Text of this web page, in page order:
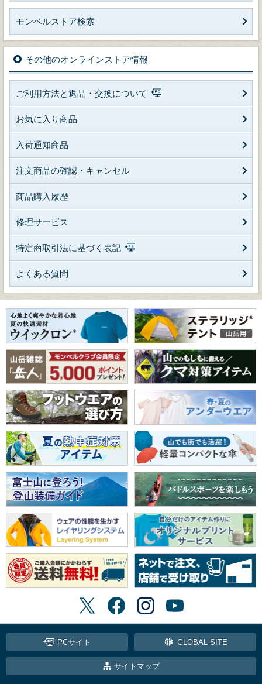
モンベルストア検索
その他のオンラインストア情報
ご利用方法と返品・交換について
お気に入り商品
入荷通知商品
注文商品の確認・キャンセル
商品購入履歴
修理サービス
特定商取引法に基づく表記
よくある質問
PCサイト GLOBAL SITE
サイトマップ